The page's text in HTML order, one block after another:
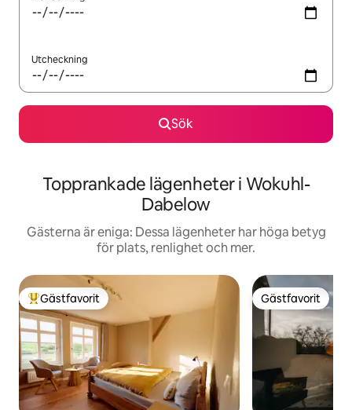
Utcheckning
Sök
Topprankade lägenheter i Wokuhl-
Dabelow
Gästerna är eniga: Dessa lägenheter har höga betyg
för plats, renlighet och mer.
Populär gästfavorit
Gästfavorit Gästfavorit
Gästfavorit